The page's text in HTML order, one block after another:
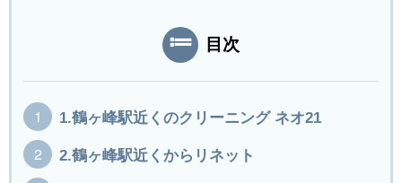
目次
1.鶴ヶ峰駅近くのクリーニング ネオ21
2.鶴ヶ峰駅近くからリネット